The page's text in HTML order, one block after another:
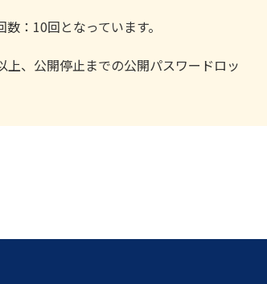
：10回となっています。
、公開停止までの公開パスワードロッ